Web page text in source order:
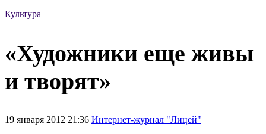
Культура
«Художники еще живы
и творят»
19 января 2012 21:36 Интернет-журнал "Лицей"